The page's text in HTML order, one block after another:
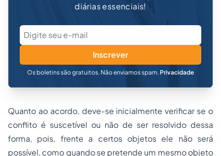
diárias essenciais!
Inscrever
Os boletins são gratuitos. Não enviamos spam. Privacidade
Quanto ao acordo, deve-se inicialmente verificar se o
conflito é suscetível ou não de ser resolvido dessa
forma, pois, frente a certos objetos ele não será
possível, como quando se pretende um mesmo objeto